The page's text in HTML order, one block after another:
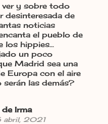
y sobre todo
desinteresada de
noticias
el pueblo de
los hippies...
un poco
Madrid sea una
Europa con el aire
serán las demás?
Irma
abril, 2021